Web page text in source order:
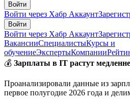
Войти
Войти через Хабр Аккаунт
Войти
Войти через Хабр Аккаунт
ВакансииСпециалистыКурсы и
обучениеЭкспертыКомпании
💰 Зарплаты в IT растут
Проанализировали данные из
первое полугодие 2026 года и